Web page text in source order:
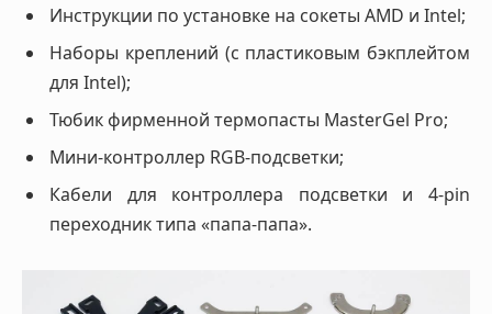
Инструкции по установке на сокеты AMD и Intel;
Наборы креплений (с пластиковым бэкплейтом
для Intel);
Тюбик фирменной термопасты MasterGel Pro;
Мини-контроллер RGB-подсветки;
Кабели для контроллера подсветки и 4-pin
переходник типа «папа-папа».